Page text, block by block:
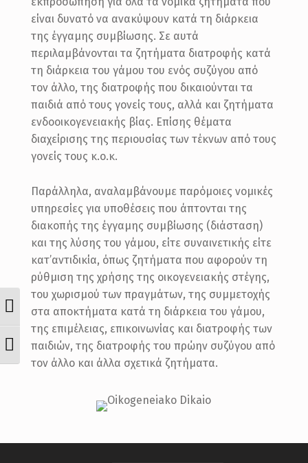
ΕΝΑΛΛΑΓΉ ΥΨΗΛΉΣ ΑΝΤΊΘΕΣΗΣ
ΕΝΑΛΛΑΓΉ ΜΕΓΈΘΟΥΣ
είναι δυνατό να ανακύψουν κατά τη διάρκεια
της έγγαμης συμβίωσης. Σε αυτά
περιλαμβάνονται τα ζητήματα διατροφής κατά
τη διάρκεια του γάμου του ενός συζύγου από
τον άλλο, της διατροφής που δικαιούνται τα
παιδιά από τους γονείς τους, αλλά και ζητήματα
ενδοοικογενειακής βίας. Επίσης θέματα
διαχείρισης της περιουσίας των τέκνων από τους
γονείς τους κ.ο.κ.
Παράλληλα, αναλαμβάνουμε παρόμοιες νομικές
υπηρεσίες για υποθέσεις που άπτονται της
διακοπής της έγγαμης συμβίωσης (διάσταση)
και της λύσης του γάμου, είτε συναινετικής είτε
κατ’αντιδικία, όπως ζητήματα που αφορούν τη
ρύθμιση της χρήσης της οικογενειακής στέγης,
του χωρισμού των πραγμάτων, της συμμετοχής
στα αποκτήματα κατά τη διάρκεια του γάμου,
της επιμέλειας, επικοινωνίας και διατροφής των
παιδιών, της διατροφής του πρώην συζύγου από
τον άλλο και άλλα σχετικά ζητήματα.
Skip back to main navigation